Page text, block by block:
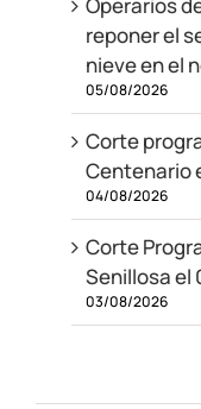
Operarios
reponer el
nieve en el
05/08/2026
Corte
Centenario
04/08/2026
Corte
Senillosa
03/08/2026